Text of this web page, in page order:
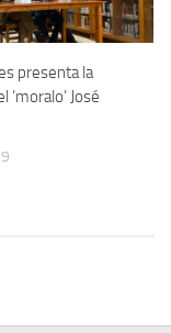
presenta la
‘moralo’ José